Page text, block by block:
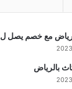
مع خصم يصل ل25%
بالرياض